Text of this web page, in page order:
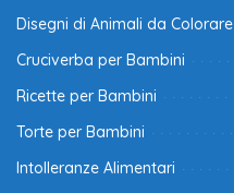
Disegni di Animali da Colorare
Cruciverba per Bambini
Ricette per Bambini
Torte per Bambini
Intolleranze Alimentari